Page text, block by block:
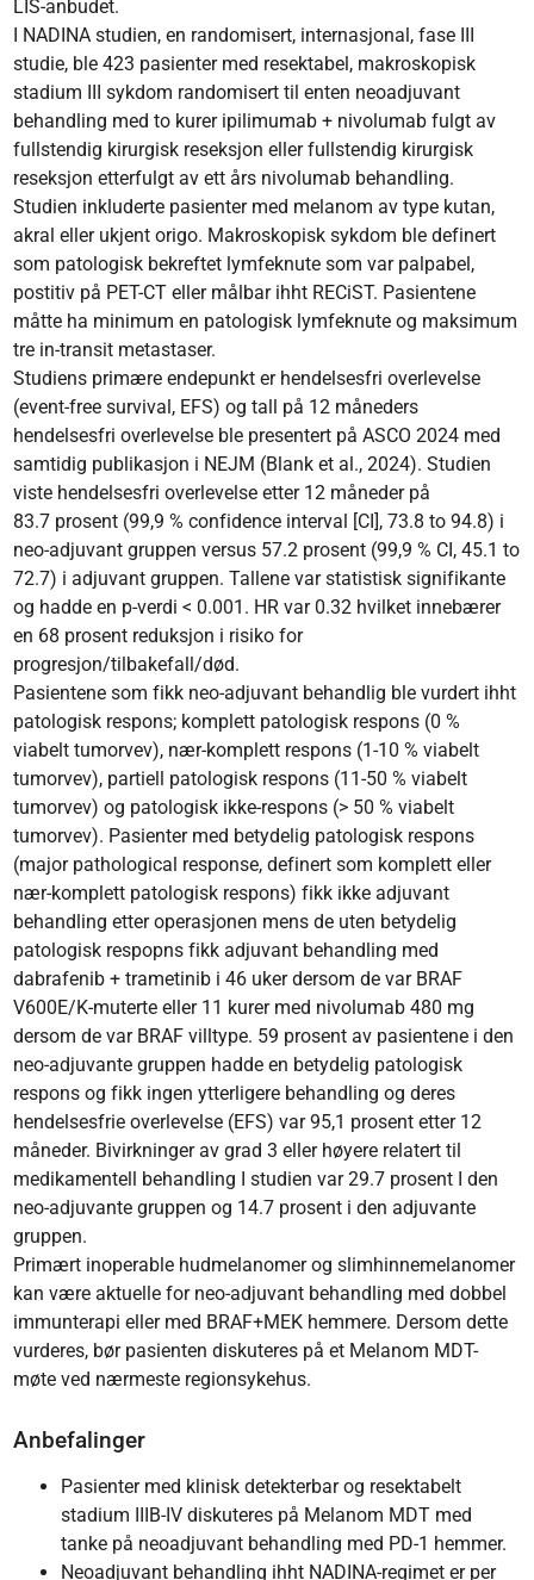
LIS-anbudet.
I NADINA studien, en randomisert, internasjonal, fase III
studie, ble 423 pasienter med resektabel, makroskopisk
stadium III sykdom randomisert til enten neoadjuvant
behandling med to kurer ipilimumab + nivolumab fulgt av
fullstendig kirurgisk reseksjon eller fullstendig kirurgisk
reseksjon etterfulgt av ett års nivolumab behandling.
Studien inkluderte pasienter med melanom av type kutan,
akral eller ukjent origo. Makroskopisk sykdom ble definert
som patologisk bekreftet lymfeknute som var palpabel,
postitiv på PET-CT eller målbar ihht RECiST. Pasientene
måtte ha minimum en patologisk lymfeknute og maksimum
tre in-transit metastaser.
Studiens primære endepunkt er hendelsesfri overlevelse
(event-free survival, EFS) og tall på 12 måneders
hendelsesfri overlevelse ble presentert på ASCO 2024 med
samtidig publikasjon i NEJM (Blank et al., 2024). Studien
viste hendelsesfri overlevelse etter 12 måneder på
83.7 prosent (99,9 % confidence interval [CI], 73.8 to 94.8) i
neo-adjuvant gruppen versus 57.2 prosent (99,9 % CI, 45.1 to
72.7) i adjuvant gruppen. Tallene var statistisk signifikante
og hadde en p-verdi < 0.001. HR var 0.32 hvilket innebærer
en 68 prosent reduksjon i risiko for
progresjon/tilbakefall/død.
Pasientene som fikk neo-adjuvant behandlig ble vurdert ihht
patologisk respons; komplett patologisk respons (0 %
viabelt tumorvev), nær-komplett respons (1-10 % viabelt
tumorvev), partiell patologisk respons (11-50 % viabelt
tumorvev) og patologisk ikke-respons (> 50 % viabelt
tumorvev). Pasienter med betydelig patologisk respons
(major pathological response, definert som komplett eller
nær-komplett patologisk respons) fikk ikke adjuvant
behandling etter operasjonen mens de uten betydelig
patologisk respopns fikk adjuvant behandling med
dabrafenib + trametinib i 46 uker dersom de var BRAF
V600E/K-muterte eller 11 kurer med nivolumab 480 mg
dersom de var BRAF villtype. 59 prosent av pasientene i den
neo-adjuvante gruppen hadde en betydelig patologisk
respons og fikk ingen ytterligere behandling og deres
hendelsesfrie overlevelse (EFS) var 95,1 prosent etter 12
måneder. Bivirkninger av grad 3 eller høyere relatert til
medikamentell behandling I studien var 29.7 prosent I den
neo-adjuvante gruppen og 14.7 prosent i den adjuvante
gruppen.
Primært inoperable hudmelanomer og slimhinnemelanomer
kan være aktuelle for neo-adjuvant behandling med dobbel
immunterapi eller med BRAF+MEK hemmere. Dersom dette
vurderes, bør pasienten diskuteres på et Melanom MDT-
møte ved nærmeste regionsykehus.
Anbefalinger
Pasienter med klinisk detekterbar og resektabelt
stadium IIIB-IV diskuteres på Melanom MDT med
tanke på neoadjuvant behandling med PD-1 hemmer.
Neoadjuvant behandling ihht NADINA-regimet er per